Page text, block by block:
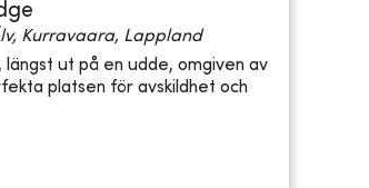
Kurravaara, Lappland
längst ut på en udde, omgiven av
platsen för avskildhet och